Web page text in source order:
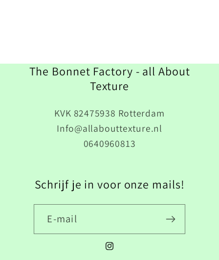
The Bonnet Factory - all About
Texture
KVK 82475938 Rotterdam
Info@allabouttexture.nl
0640960813
Schrijf je in voor onze mails!
E‑mail
Instagram